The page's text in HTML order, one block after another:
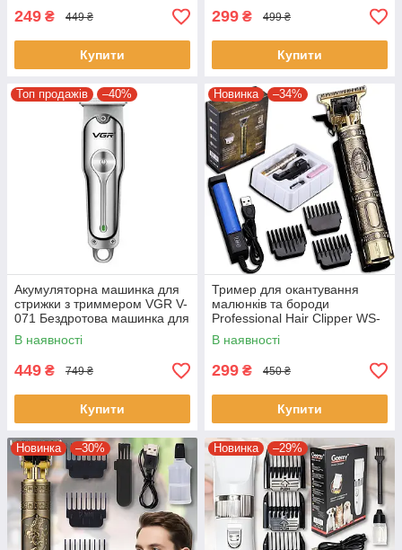
249 ₴ 449 ₴
Купити
299 ₴ 499 ₴
Купити
Топ продажів –40%
Акумуляторна машинка для
стрижки з триммером VGR V-
071 Бездротова машинка для
стрижки волосся
В наявності
449 ₴ 749 ₴
Купити
Новинка –34%
Тример для окантування
малюнків та бороди
Professional Hair Clipper WS-
T99 Машинка для стрижки
волосся
В наявності
299 ₴ 450 ₴
Купити
Новинка –30% Новинка –29%